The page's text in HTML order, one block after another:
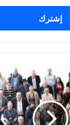
طباعة